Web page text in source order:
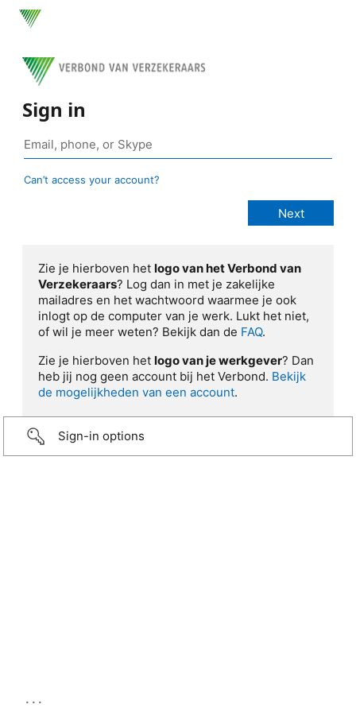
Sign in
Can’t access your account?
Zie je hierboven het logo van het Verbond van
Verzekeraars? Log dan in met je zakelijke
mailadres en het wachtwoord waarmee je ook
inlogt op de computer van je werk. Lukt het niet,
of wil je meer weten? Bekijk dan de FAQ.
Zie je hierboven het logo van je werkgever? Dan
heb jij nog geen account bij het Verbond. Bekijk
de mogelijkheden van een account.
Sign-in options
...